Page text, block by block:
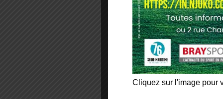
Cliquez sur l'image pour